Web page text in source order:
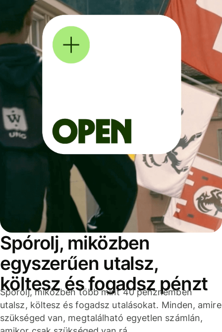
Spórolj, miközben
egyszerűen utalsz,
költesz és fogadsz pénzt
Spórolj, miközben több mint 40 pénznemben
utalsz, költesz és fogadsz utalásokat. Minden, amire
szükséged van, megtalálható egyetlen számlán,